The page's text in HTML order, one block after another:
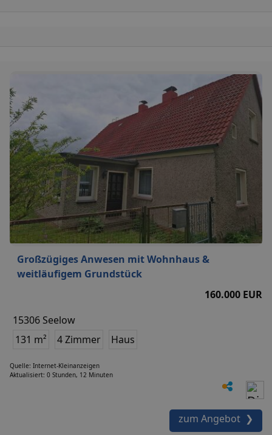
Großzügiges Anwesen mit Wohnhaus &
weitläufigem Grundstück
160.000 EUR
15306 Seelow
131 m²
4 Zimmer Haus
Quelle: Internet-Kleinanzeigen
Aktualisiert: 0 Stunden, 12 Minuten
zum Angebot ❯